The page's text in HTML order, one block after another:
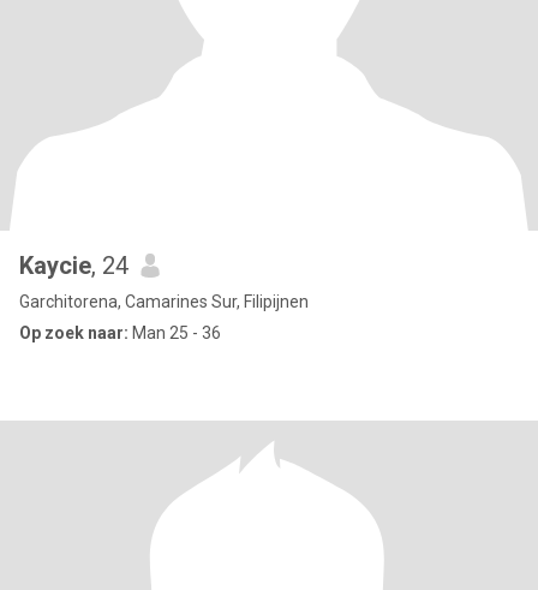
Kaycie, 24
Garchitorena, Camarines Sur, Filipijnen
Op zoek naar: Man 25 - 36